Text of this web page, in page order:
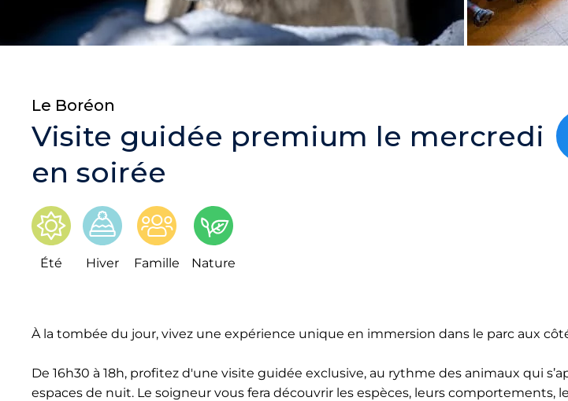
Le Boréon
Visite guidée premium le mercredi
en soirée
Été Hiver Famille Nature
À la tombée du jour, vivez une expérience unique en immersion dans le parc aux
De 16h30 à 18h, profitez d'une visite guidée exclusive, au rythme des animaux qui
espaces de nuit. Le soigneur vous fera découvrir les espèces, leurs comportements,